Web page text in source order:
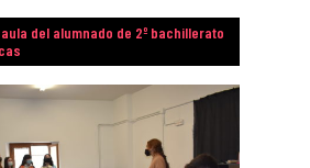
del alumnado de 2º bachillerato